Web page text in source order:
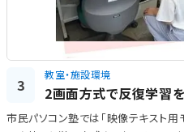
3
教室・施設環境
2画面方式で反復学習
市民パソコン塾では「映像テキスト用